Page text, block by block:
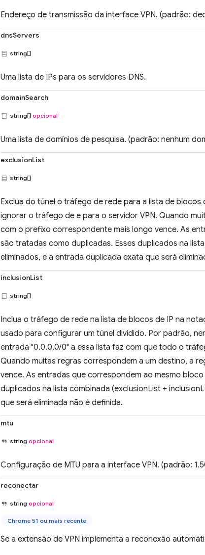
Endereço de transmissão da interface VPN. (padrão:
dnsServers
string[]
Uma lista de IPs para os servidores DNS.
domainSearch
string[] opcional
Uma lista de domínios de pesquisa. (padrão: nenhum
exclusionList
string[]
Exclua do túnel o tráfego de rede para a lista de
ignorar o tráfego de e para o servidor VPN. Quando
com o prefixo correspondente mais longo vence. As
são tratadas como duplicadas. Esses duplicados na
eliminados, e a entrada duplicada exata que será
inclusionList
string[]
Inclua o tráfego de rede na lista de blocos de IP na
usado para configurar um túnel dividido. Por padrão,
entrada "0.0.0.0/0" a essa lista faz com que todo o
Quando muitas regras correspondem a um destino, a
vence. As entradas que correspondem ao mesmo
duplicados na lista combinada (exclusionList +
que será eliminada não é definida.
mtu
string opcional
Configuração de MTU para a interface VPN. (padrão:
reconectar
string opcional
Chrome 51 ou mais recente
Se a extensão de VPN implementa a reconexão